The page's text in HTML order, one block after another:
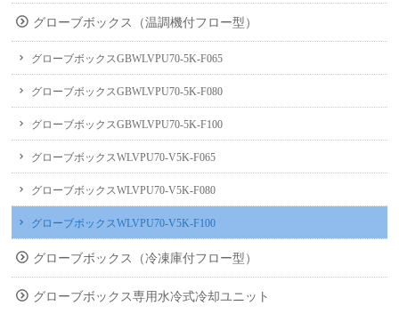
グローブボックス（温調機付フロー型）
グローブボックスGBWLVPU70-5K-F065
グローブボックスGBWLVPU70-5K-F080
グローブボックスGBWLVPU70-5K-F100
グローブボックスWLVPU70-V5K-F065
グローブボックスWLVPU70-V5K-F080
グローブボックスWLVPU70-V5K-F100
グローブボックス（冷凍庫付フロー型）
グローブボックス専用水冷式冷却ユニット